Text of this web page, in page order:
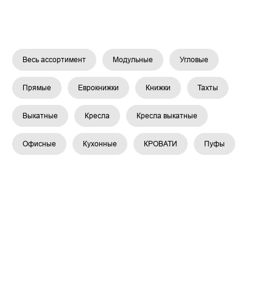
Весь ассортимент Модульные Угловые
Прямые Еврокнижки Книжки Тахты
Выкатные Кресла Кресла выкатные
Офисные Кухонные КРОВАТИ Пуфы